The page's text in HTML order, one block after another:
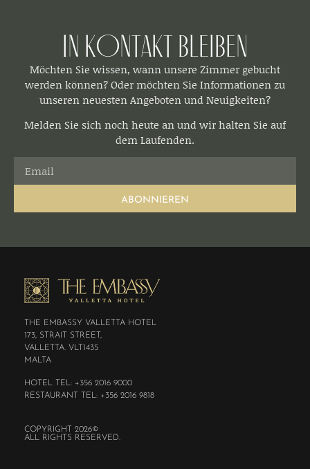
In Kontakt bleiben​
Möchten Sie wissen, wann unsere Zimmer gebucht
werden können? Oder möchten Sie Informationen zu
unseren neuesten Angeboten und Neuigkeiten?
Melden Sie sich noch heute an und wir halten Sie auf
dem Laufenden.
ABONNIEREN
THE EMBASSY VALLETTA HOTEL
173, STRAIT STREET,
VALLETTA. VLT1435
MALTA
HOTEL TEL: +356 2016 9000
RESTAURANT TEL: +356 2016 9818
COPYRIGHT 2026©
ALL RIGHTS RESERVED.